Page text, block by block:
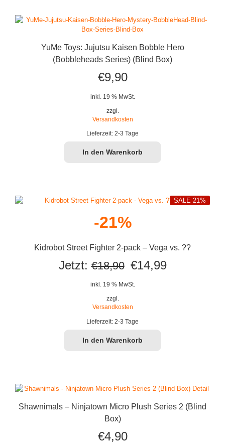
YuMe Toys: Jujutsu Kaisen Bobble Hero
(Bobbleheads Series) (Blind Box)
€9,90
inkl. 19 % MwSt.
zzgl.
Versandkosten
Lieferzeit: 2-3 Tage
In den Warenkorb
-21%
Kidrobot Street Fighter 2-pack – Vega vs. ??
SALE 21%
Jetzt: €18,90 Ursprünglicher
Preis
€18,90
€14,99Aktueller
inkl. 19 % MwSt.
zzgl.
Versandkosten
Lieferzeit: 2-3 Tage
In den Warenkorb
Shawnimals – Ninjatown Micro Plush Series 2 (Blind
Box)
€4,90